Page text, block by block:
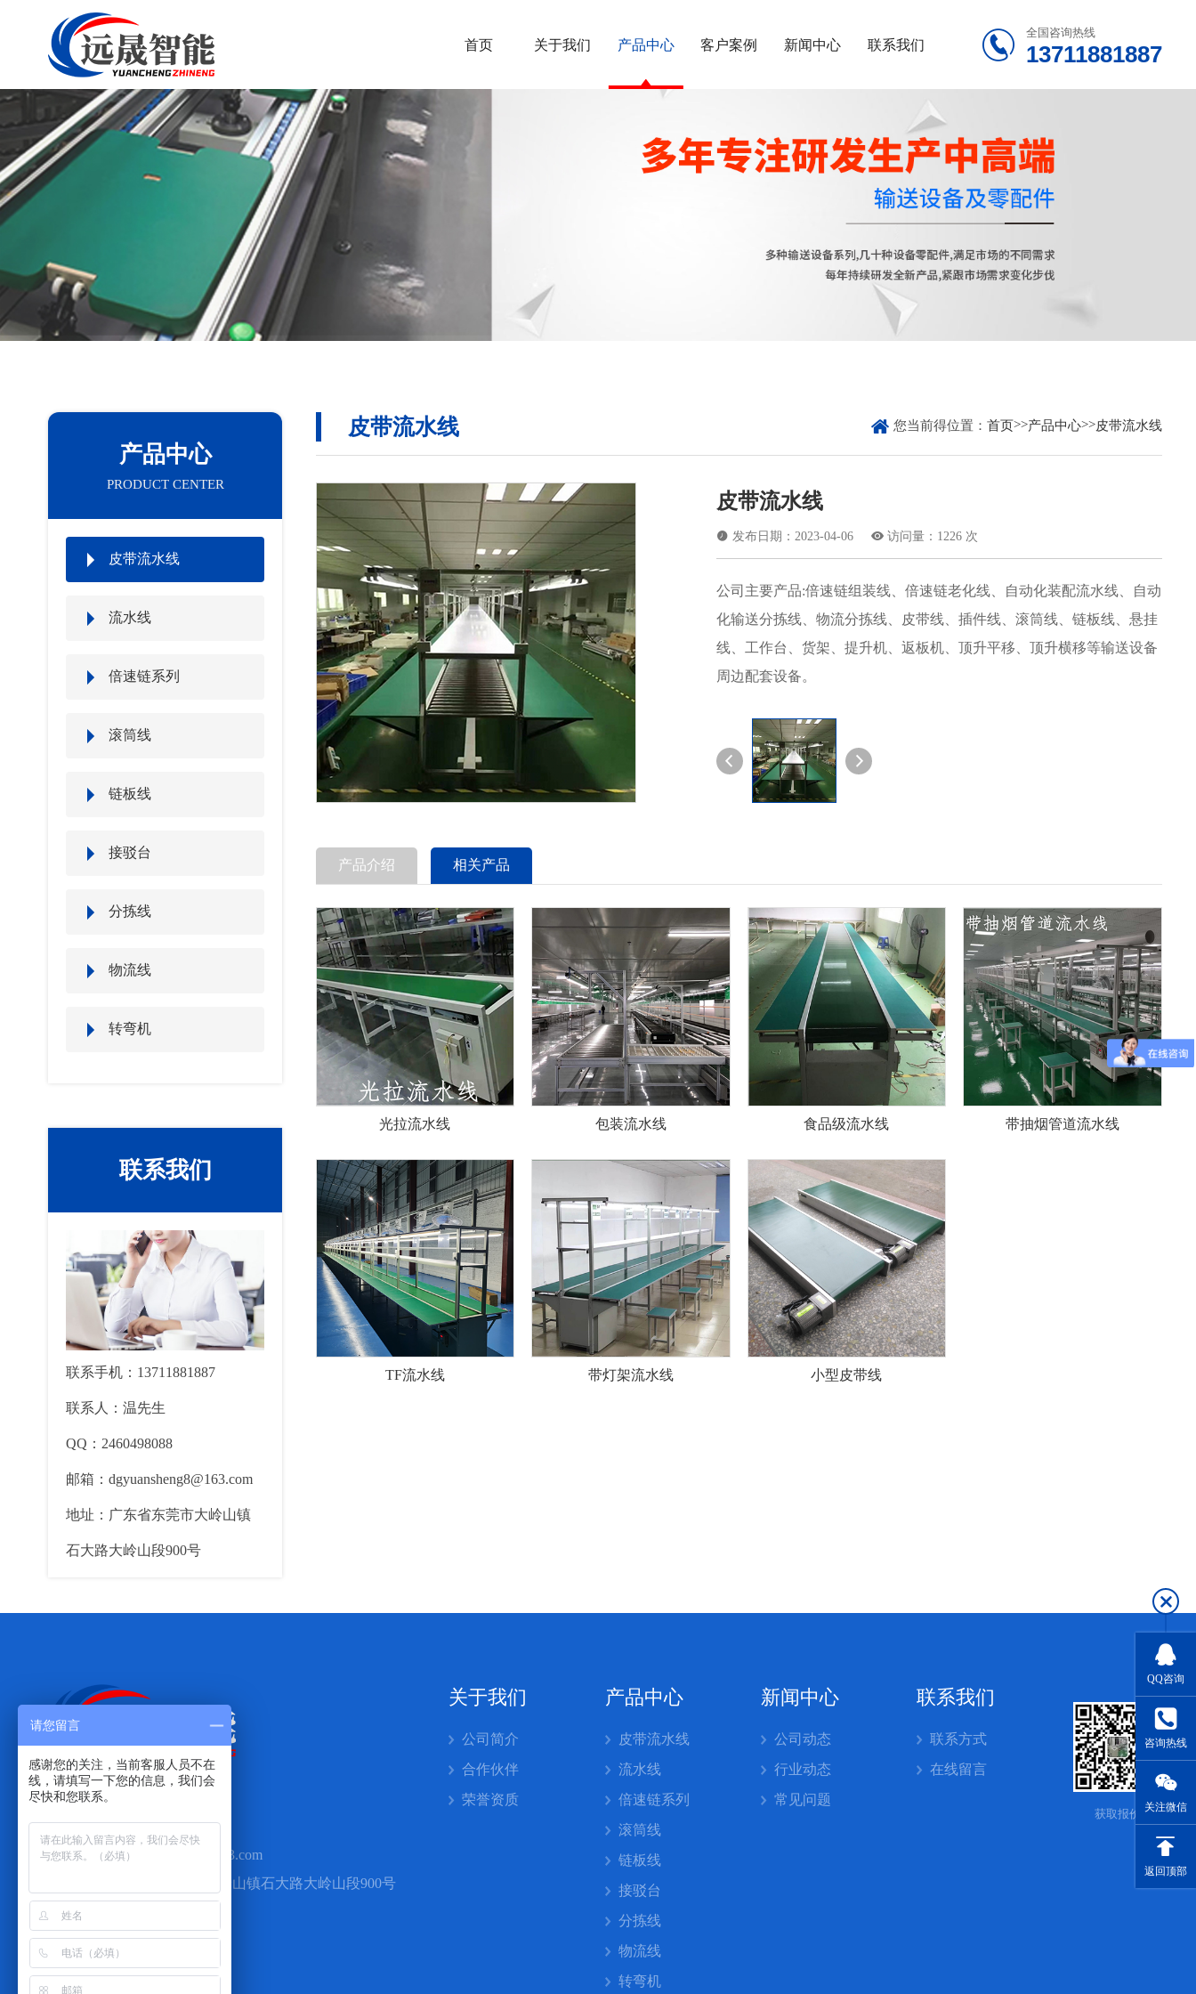
首页 关于我们 产品中心 客户案例 新闻中心 联系我们  全国咨询热线
13711881887
产品中心
PRODUCT CENTER
皮带流水线
流水线
倍速链系列
滚筒线
链板线
接驳台
分拣线
物流线
转弯机
联系我们
联系手机：13711881887
联系人：温先生
QQ：2460498088
邮箱：dgyuansheng8@163.com
地址：广东省东莞市大岭山镇
石大路大岭山段900号
皮带流水线  您当前得位置： 首页>>产品中心>>皮带流水线
皮带流水线
 发布日期：2023-04-06 访问量：1226 次
公司主要产品:倍速链组装线、倍速链老化线、自动化装配流水线、自动
化输送分拣线、物流分拣线、皮带线、插件线、滚筒线、链板线、悬挂
线、工作台、货架、提升机、返板机、顶升平移、顶升横移等输送设备
周边配套设备。
产品介绍 相关产品
光拉流水线 包装流水线 食品级流水线 带抽烟管道流水线
TF流水线 带灯架流水线 小型皮带线
 手机：13711881887
 Q Q：2460498088
 邮箱：dgyuansheng8@163.com
地址：广东省东莞市大岭山镇石大路大岭山段900号
关于我们
公司简介
合作伙伴
荣誉资质
产品中心
皮带流水线
流水线
倍速链系列
滚筒线
链板线
接驳台
分拣线
物流线
转弯机
新闻中心
公司动态
行业动态
常见问题
联系我们
联系方式
在线留言
获取报价
QQ咨询
咨询热线
关注微信
返回顶部
请您留言
感谢您的关注，当前客服人员不在
线，请填写一下您的信息，我们会
尽快和您联系。